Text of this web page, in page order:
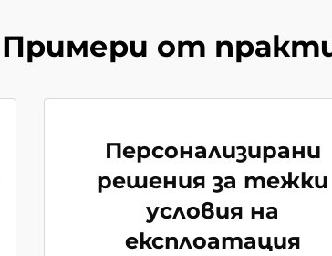
Примери от
Персонализирани
решения за тежки
условия на
експлоатация